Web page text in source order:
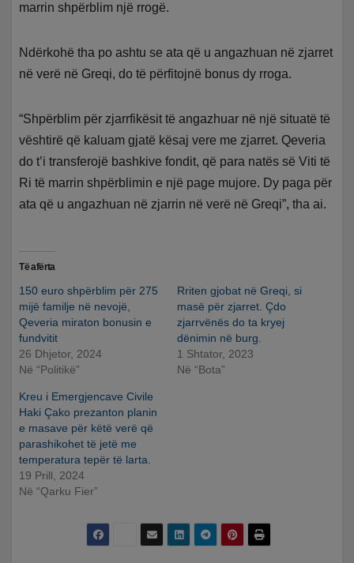
marrin shpërblim një rrogë.
Ndërkohë tha po ashtu se ata që u angazhuan në zjarret
në verë në Greqi, do të përfitojnë bonus dy rroga.
“Shpërblim për zjarrfikësit të angazhuar në një situatë të
vështirë që kaluam gjatë kësaj vere me zjarret. Qeveria
do t’i transferojë bashkive fondit, që para natës së Viti të
Ri të marrin shpërblimin e një page mujore. Dy paga për
ata që u angazhuan në zjarrin në verë në Greqi”, tha ai.
Të afërta
150 euro shpërblim për 275
mijë familje në nevojë,
Qeveria miraton bonusin e
fundvitit
26 Dhjetor, 2024
Në “Politikë”
Rriten gjobat në Greqi, si
masë për zjarret. Çdo
zjarrvënës do ta kryej
dënimin në burg.
1 Shtator, 2023
Në “Bota”
Kreu i Emergjencave Civile
Haki Çako prezanton planin
e masave për këtë verë që
parashikohet të jetë me
temperatura tepër të larta.
19 Prill, 2024
Në “Qarku Fier”